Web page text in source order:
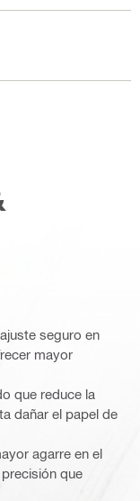
seguro en
mayor
que reduce la
dañar el papel de
agarre en el
que